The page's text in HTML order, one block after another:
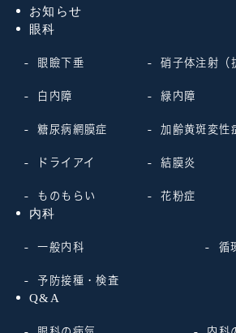
お知らせ
眼科
眼瞼下垂 硝子体注射（
白内障 緑内障
糖尿病網膜症 加齢黄斑変性
ドライアイ 結膜炎
ものもらい 花粉症
内科
一般内科 循
予防接種・検査
Q&A